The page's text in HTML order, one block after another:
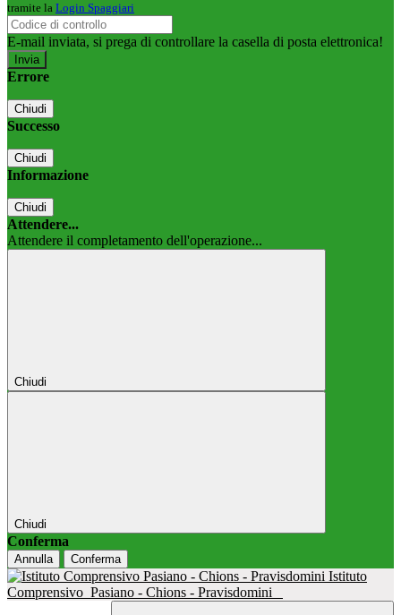
tramite la Login Spaggiari
E-mail inviata, si prega di controllare la casella di posta elettronica!
Errore
Chiudi
Successo
Chiudi
Informazione
Chiudi
Attendere...
Attendere il completamento dell'operazione...
Chiudi
Chiudi
Conferma
Annulla Conferma
Istituto
Comprensivo Pasiano - Chions - Pravisdomini